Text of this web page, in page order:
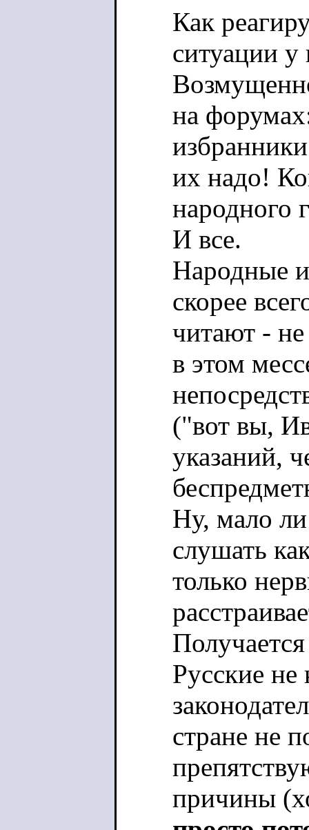
Как
ситуации у
на
их надо!
народного
И все.
Народные
скорее
читают -
в этом
("вот вы,
указаний,
Ну, мало ли
слушать
только
Русские
стране не
причины